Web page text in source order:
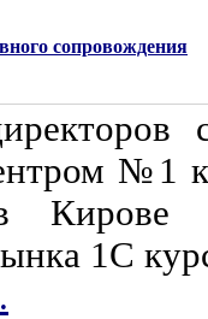
сопровождения
№1
Кирове
1С